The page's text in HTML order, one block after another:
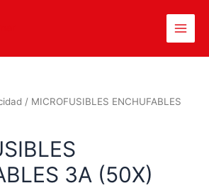
/ MICROFUSIBLES ENCHUFABLES
3A (50X)